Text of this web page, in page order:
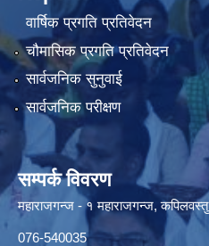
वार्षिक प्रगति प्रतिवेदन
चौमासिक प्रगति प्रतिवेदन
सार्वजनिक सुनुवाई
सार्वजनिक परीक्षण
सम्पर्क विवरण
महाराजगन्ज - १ महाराजगन्ज, कपिलवस्तु
076-540035